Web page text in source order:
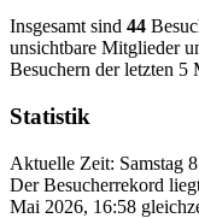
Insgesamt sind 44
unsichtbare Mitglieder
Besuchern der letzten 5
Statistik
Aktuelle Zeit: Samstag
Der Besucherrekord
Mai 2026, 16:58